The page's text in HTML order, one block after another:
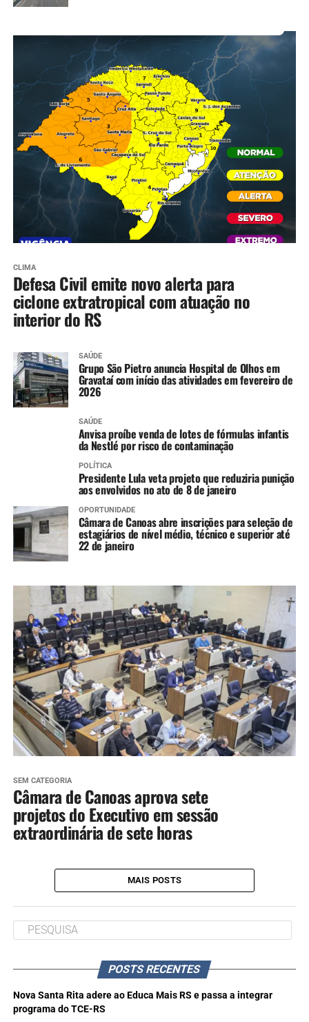
CLIMA
Defesa Civil emite novo alerta para
ciclone extratropical com atuação no
interior do RS
SAÚDE
Grupo São Pietro anuncia Hospital de Olhos em
Gravataí com início das atividades em fevereiro de
2026
SAÚDE
Anvisa proíbe venda de lotes de fórmulas infantis
da Nestlé por risco de contaminação
POLÍTICA
Presidente Lula veta projeto que reduziria punição
aos envolvidos no ato de 8 de janeiro
OPORTUNIDADE
Câmara de Canoas abre inscrições para seleção de
estagiários de nível médio, técnico e superior até
22 de janeiro
SEM CATEGORIA
Câmara de Canoas aprova sete
projetos do Executivo em sessão
extraordinária de sete horas
MAIS POSTS
POSTS RECENTES
Nova Santa Rita adere ao Educa Mais RS e passa a integrar
programa do TCE-RS